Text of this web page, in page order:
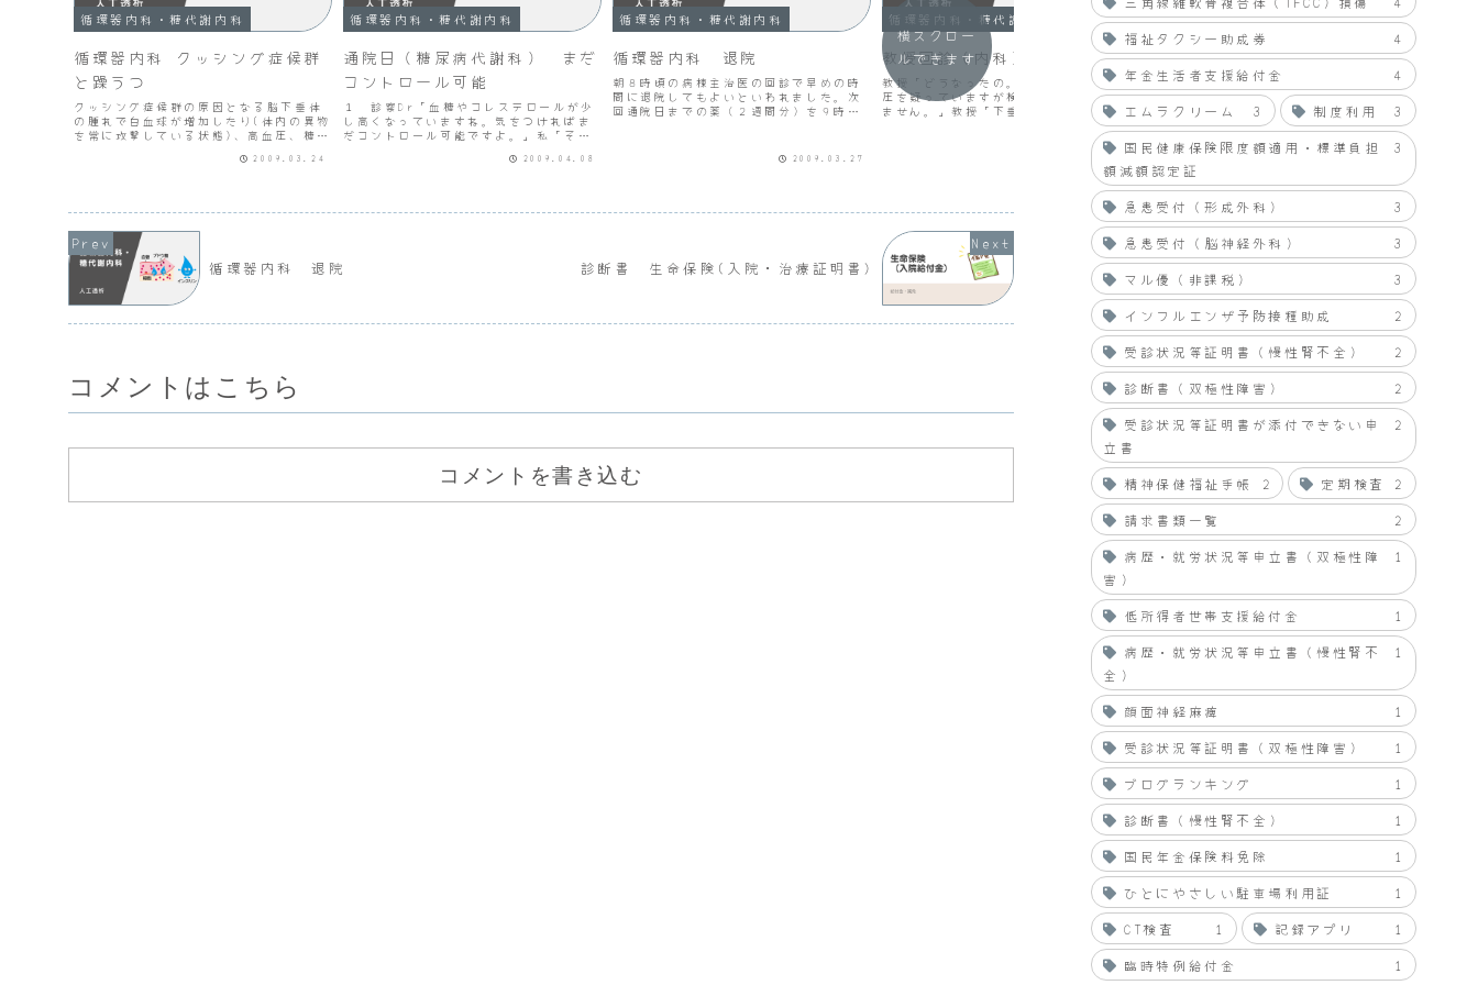
循環器内科・糖代謝内科
循環器内科 クッシング症候群
と躁うつ
クッシング症候群の原因となる脳下垂体
の腫れで白血球が増加したり(体内の異物
を常に攻撃している状態)、高血圧、糖尿
など多くの症状が当てはまると思ったの
2009.03.24
循環器内科・糖代謝内科
通院日（糖尿病代謝科） まだ
コントロール可能
１ 診察Dr「血糖やコレステロールが少
し高くなっていますね。気をつければま
だコントロール可能ですよ。」私「そう
う。１品減らすとか、塩分のことも考え
2009.04.08
循環器内科・糖代謝内科
循環器内科 退院
朝８時頃の病棟主治医の回診で早めの時
間に退院してもよいといわれました。次
回通院日までの薬（２週間分）を９時頃
くしてくれたそうです。入院費用
2009.03.27
循環器内科・糖代謝内科
教授回診（内科） ２回目
教授「どうなったの。」Dr「二次性高血
圧を疑っていますが検査結果が揃ってい
ません。」教授「下垂体のほうは疑わな
いの。検査は。」Dr「一応。はい。」教
授「そう。」Dr「心臓カテーテル検査は
来週火曜日に行います。」教授「○○さ
2008.12.05
循環器内科・糖代謝内科
循環器内科 入院診療計画書
病名高血圧、糖尿病、高脂血症、クッシ
ング症候群の疑い症状血圧が高い治療計
画血液・尿・レントゲン検査、ホルモン
検査（尿、血液）、負荷テスト推定され
る入院期間約一週間その他一般状態を観
察し、血圧コントロールが図れるよう援
助致します。安楽に過ごせ...
横スクロー
ルできます
循環器内科 退院 診断書 生命保険(入院・治療証明書)
コメントはこちら
コメントを書き込む
福祉タクシー助成券
4
年金生活者支援給付金
4
エムラクリーム
3 制度利用
3
国民健康保険限度額適用・標準負担
額減額認定証
3
急患受付（形成外科）
3
急患受付（脳神経外科）
3
マル優（非課税）
3
インフルエンザ予防接種助成
2
受診状況等証明書（慢性腎不全）
2
診断書（双極性障害）
2
受診状況等証明書が添付できない申
立書
2
精神保健福祉手帳 2 定期検査
2
請求書類一覧
2
病歴・就労状況等申立書（双極性障
害）
1
低所得者世帯支援給付金
1
病歴・就労状況等申立書（慢性腎不
全）
1
顔面神経麻痺
1
受診状況等証明書（双極性障害）
1
ブログランキング
1
診断書（慢性腎不全）
1
国民年金保険料免除
1
ひとにやさしい駐車場利用証
1
CT検査
1 記録アプリ
1
臨時特例給付金
1